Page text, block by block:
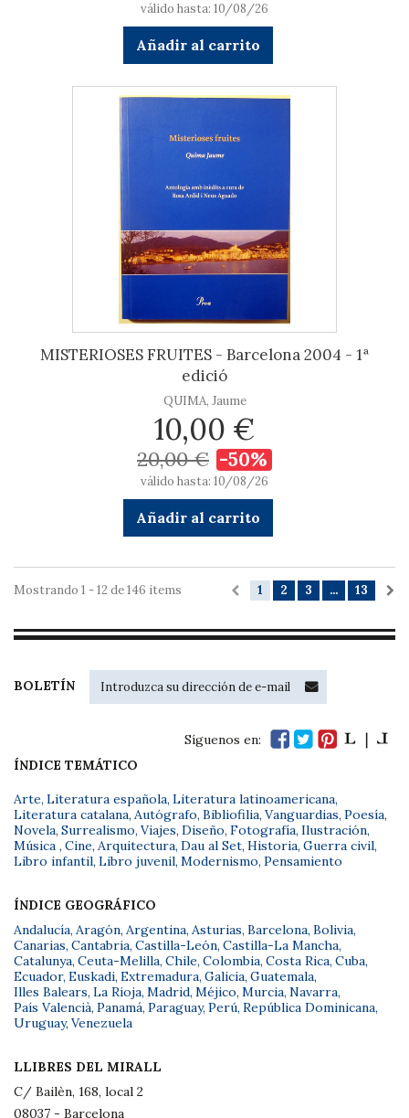
válido hasta: 10/08/26
Añadir al carrito
MISTERIOSES FRUITES - Barcelona 2004 - 1ª
edició
QUIMA, Jaume
10,00 €
20,00 € -50%
válido hasta: 10/08/26
Añadir al carrito
1 2 3 ... 13
Mostrando 1 - 12 de 146 items
BOLETÍN
Síguenos en:
ÍNDICE TEMÁTICO
Arte, Literatura española, Literatura latinoamericana,
Literatura catalana, Autógrafo, Bibliofilia, Vanguardias, Poesía,
Novela, Surrealismo, Viajes, Diseño, Fotografía, Ilustración,
Música , Cine, Arquitectura, Dau al Set, Historia, Guerra civil,
Libro infantil, Libro juvenil, Modernismo, Pensamiento
ÍNDICE GEOGRÁFICO
Andalucía, Aragón, Argentina, Asturias, Barcelona, Bolivia,
Canarias, Cantabria, Castilla-León, Castilla-La Mancha,
Catalunya, Ceuta-Melilla, Chile, Colombia, Costa Rica, Cuba,
Ecuador, Euskadi, Extremadura, Galicia, Guatemala,
Illes Balears, La Rioja, Madrid, Méjico, Murcia, Navarra,
País Valencià, Panamá, Paraguay, Perú, República Dominicana,
Uruguay, Venezuela
LLIBRES DEL MIRALL
C/ Bailèn, 168, local 2
08037 - Barcelona